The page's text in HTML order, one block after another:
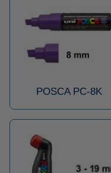
POSCA PC-8K